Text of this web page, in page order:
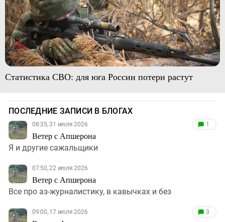
Статистика СВО: для юга России потери растут
ПОСЛЕДНИЕ ЗАПИСИ В БЛОГАХ
08:35, 31 июля 2026
Ветер с Апшерона
1
Я и другие сажальщики
07:50, 22 июля 2026
Ветер с Апшерона
Все про аз-журналистику, в кавычках и без
09:00, 17 июля 2026 3